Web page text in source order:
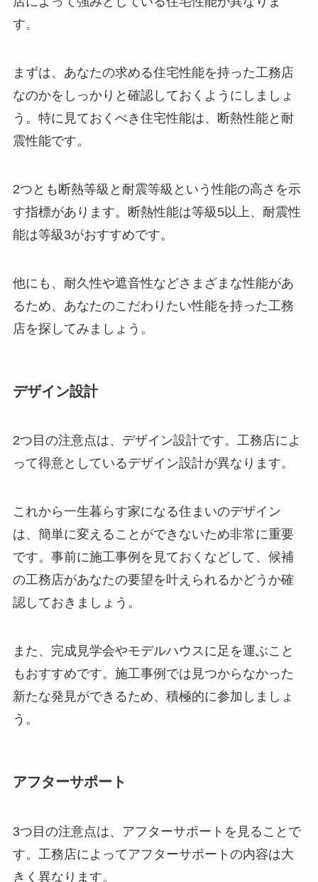
す。
まずは、あなたの求める住宅性能を持った工務店
なのかをしっかりと確認しておくようにしましょ
う。特に見ておくべき住宅性能は、断熱性能と耐
震性能です。
2つとも断熱等級と耐震等級という性能の高さを示
す指標があります。断熱性能は等級5以上、耐震性
能は等級3がおすすめです。
他にも、耐久性や遮音性などさまざまな性能があ
るため、あなたのこだわりたい性能を持った工務
店を探してみましょう。
デザイン設計
2つ目の注意点は、デザイン設計です。工務店によ
って得意としているデザイン設計が異なります。
これから一生暮らす家になる住まいのデザイン
は、簡単に変えることができないため非常に重要
です。事前に施工事例を見ておくなどして、候補
の工務店があなたの要望を叶えられるかどうか確
認しておきましょう。
また、完成見学会やモデルハウスに足を運ぶこと
もおすすめです。施工事例では見つからなかった
新たな発見ができるため、積極的に参加しましょ
う。
アフターサポート
3つ目の注意点は、アフターサポートを見ることで
す。工務店によってアフターサポートの内容は大
きく異なります。